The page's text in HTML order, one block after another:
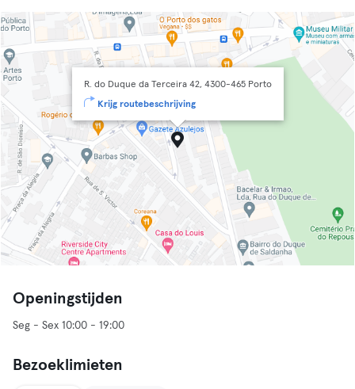
R. do Duque da Terceira 42, 4300-465 Porto
Krijg routebeschrijving
Openingstijden
Seg - Sex 10:00 - 19:00
Bezoeklimieten